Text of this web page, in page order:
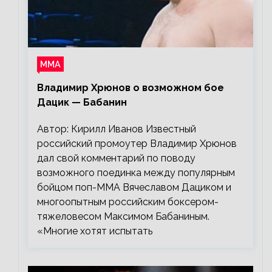
ММА
Владимир Хрюнов о возможном бое
Дацик — Бабанин
Автор: Кирилл Иванов Известный
российский промоутер Владимир Хрюнов
дал свой комментарий по поводу
возможного поединка между популярным
бойцом поп-ММА Вячеславом Дациком и
многоопытным российским боксером-
тяжеловесом Максимом Бабаниным.
«Многие хотят испытать